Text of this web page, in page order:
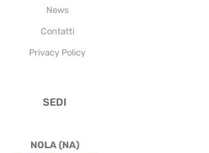
News
Contatti
Privacy Policy
SEDI
NOLA (NA)